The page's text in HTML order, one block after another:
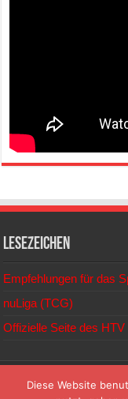
Lesezeichen
Empfehlungen für das
nuLiga (TCG)
Offizielle Seite des HTV
Diese Website